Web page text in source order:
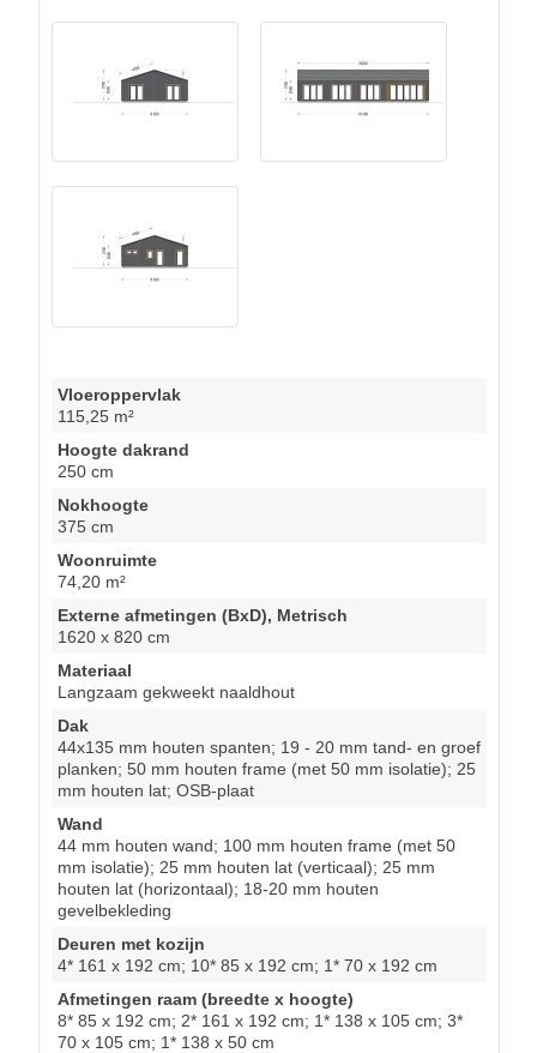
Vloeroppervlak
115,25 m²
Hoogte dakrand
250 cm
Nokhoogte
375 cm
Woonruimte
74,20 m²
Externe afmetingen (BxD), Metrisch
1620 x 820 cm
Materiaal
Langzaam gekweekt naaldhout
Dak
44x135 mm houten spanten; 19 - 20 mm tand- en groef
planken; 50 mm houten frame (met 50 mm isolatie); 25
mm houten lat; OSB-plaat
Wand
44 mm houten wand; 100 mm houten frame (met 50
mm isolatie); 25 mm houten lat (verticaal); 25 mm
houten lat (horizontaal); 18-20 mm houten
gevelbekleding
Deuren met kozijn
4* 161 x 192 cm; 10* 85 x 192 cm; 1* 70 x 192 cm
Afmetingen raam (breedte x hoogte)
8* 85 x 192 cm; 2* 161 x 192 cm; 1* 138 x 105 cm; 3*
70 x 105 cm; 1* 138 x 50 cm